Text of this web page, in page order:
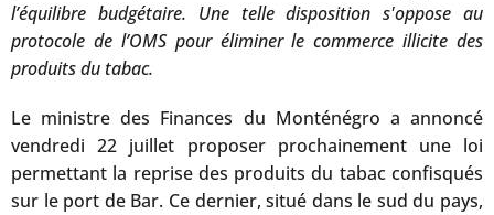
l’équilibre budgétaire. Une telle disposition s'oppose au
protocole de l’OMS pour éliminer le commerce illicite des
produits du tabac.
Le ministre des Finances du Monténégro a annoncé
vendredi 22 juillet proposer prochainement une loi
permettant la reprise des produits du tabac confisqués
sur le port de Bar. Ce dernier, situé dans le sud du pays,